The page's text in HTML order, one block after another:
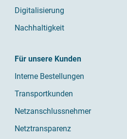
Digitalisierung
Nachhaltigkeit
Für unsere Kunden
Interne Bestellungen
Transportkunden
Netzanschlussnehmer
Netztransparenz